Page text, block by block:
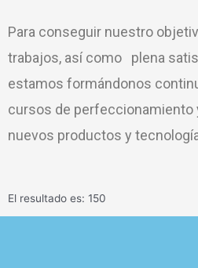
Para conseguir nuestro
trabajos, así como plena
estamos formándonos
cursos de perfeccionamiento
nuevos productos y
El resultado es: 150